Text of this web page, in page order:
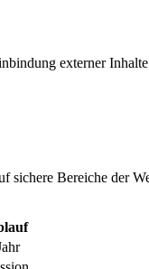
externer
Bereiche der